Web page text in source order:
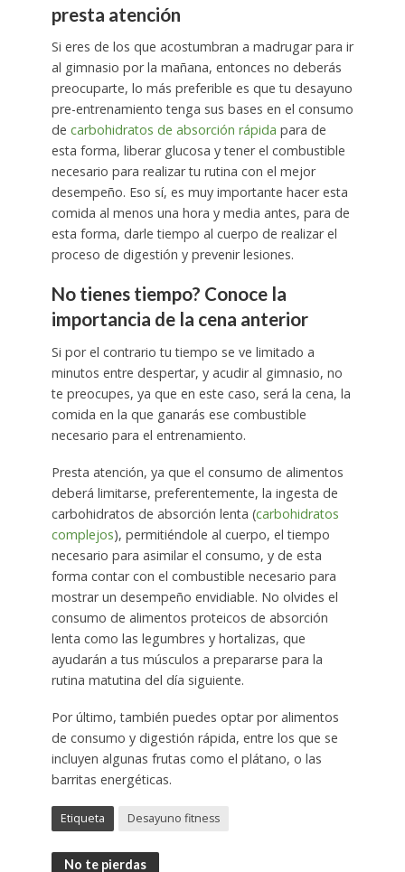
presta atención
Si eres de los que acostumbran a madrugar para ir
al gimnasio por la mañana, entonces no deberás
preocuparte, lo más preferible es que tu desayuno
pre-entrenamiento tenga sus bases en el consumo
de carbohidratos de absorción rápida para de
esta forma, liberar glucosa y tener el combustible
necesario para realizar tu rutina con el mejor
desempeño. Eso sí, es muy importante hacer esta
comida al menos una hora y media antes, para de
esta forma, darle tiempo al cuerpo de realizar el
proceso de digestión y prevenir lesiones.
No tienes tiempo? Conoce la
importancia de la cena anterior
Si por el contrario tu tiempo se ve limitado a
minutos entre despertar, y acudir al gimnasio, no
te preocupes, ya que en este caso, será la cena, la
comida en la que ganarás ese combustible
necesario para el entrenamiento.
Presta atención, ya que el consumo de alimentos
deberá limitarse, preferentemente, la ingesta de
carbohidratos de absorción lenta (carbohidratos
complejos), permitiéndole al cuerpo, el tiempo
necesario para asimilar el consumo, y de esta
forma contar con el combustible necesario para
mostrar un desempeño envidiable. No olvides el
consumo de alimentos proteicos de absorción
lenta como las legumbres y hortalizas, que
ayudarán a tus músculos a prepararse para la
rutina matutina del día siguiente.
Por último, también puedes optar por alimentos
de consumo y digestión rápida, entre los que se
incluyen algunas frutas como el plátano, o las
barritas energéticas.
Etiqueta Desayuno fitness
No te pierdas